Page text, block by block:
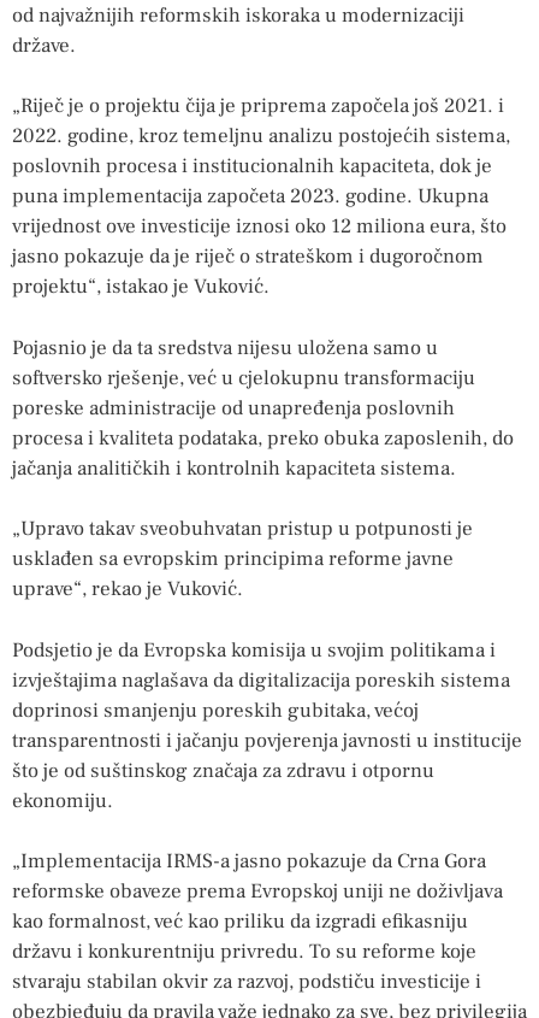
od najvažnijih reformskih iskoraka u modernizaciji
države.
„Riječ je o projektu čija je priprema započela još 2021. i
2022. godine, kroz temeljnu analizu postojećih sistema,
poslovnih procesa i institucionalnih kapaciteta, dok je
puna implementacija započeta 2023. godine. Ukupna
vrijednost ove investicije iznosi oko 12 miliona eura, što
jasno pokazuje da je riječ o strateškom i dugoročnom
projektu“, istakao je Vuković.
Pojasnio je da ta sredstva nijesu uložena samo u
softversko rješenje, već u cjelokupnu transformaciju
poreske administracije od unapređenja poslovnih
procesa i kvaliteta podataka, preko obuka zaposlenih, do
jačanja analitičkih i kontrolnih kapaciteta sistema.
„Upravo takav sveobuhvatan pristup u potpunosti je
usklađen sa evropskim principima reforme javne
uprave“, rekao je Vuković.
Podsjetio je da Evropska komisija u svojim politikama i
izvještajima naglašava da digitalizacija poreskih sistema
doprinosi smanjenju poreskih gubitaka, većoj
transparentnosti i jačanju povjerenja javnosti u institucije
što je od suštinskog značaja za zdravu i otpornu
ekonomiju.
„Implementacija IRMS-a jasno pokazuje da Crna Gora
reformske obaveze prema Evropskoj uniji ne doživljava
kao formalnost, već kao priliku da izgradi efikasniju
državu i konkurentniju privredu. To su reforme koje
stvaraju stabilan okvir za razvoj, podstiču investicije i
obezbjeđuju da pravila važe jednako za sve, bez privilegija